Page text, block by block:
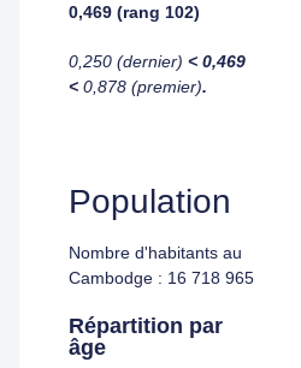
0,469 (rang 102)
0,250 (dernier) < 0,469
< 0,878 (premier).
Population
Nombre d'habitants au
Cambodge : 16 718 965
Répartition par
âge